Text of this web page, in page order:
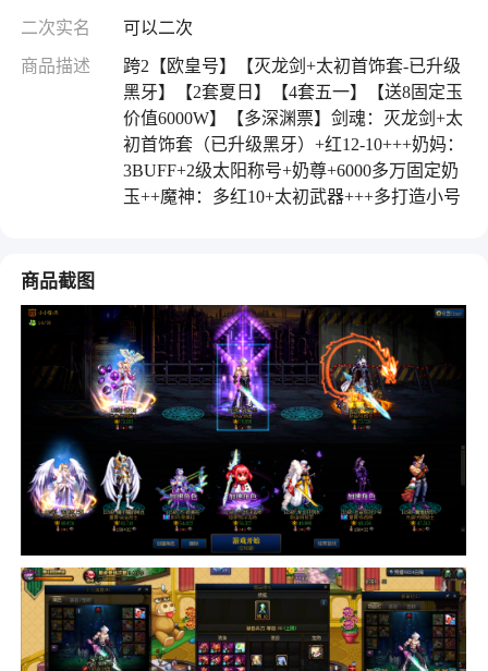
二次实名 可以二次
商品描述
跨2【欧皇号】【灭龙剑+太初首饰套-已升级
黑牙】【2套夏日】【4套五一】【送8固定玉
价值6000W】【多深渊票】剑魂：灭龙剑+太
初首饰套（已升级黑牙）+红12-10+++奶妈：
3BUFF+2级太阳称号+奶尊+6000多万固定奶
玉++魔神：多红10+太初武器+++多打造小号
商品截图